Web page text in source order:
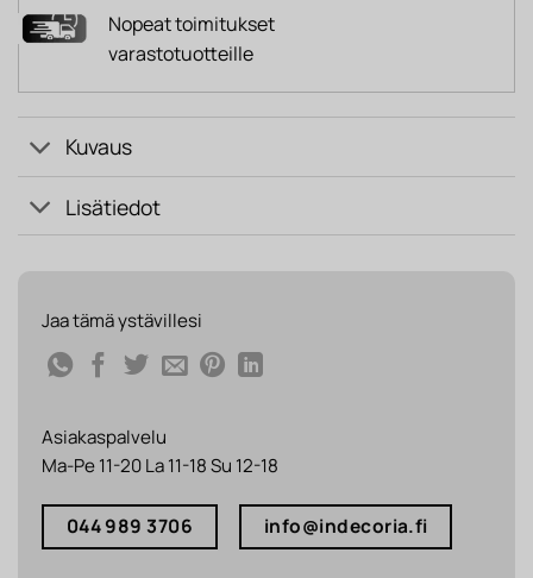
Nopeat toimitukset
varastotuotteille
Kuvaus
Lisätiedot
Jaa tämä ystävillesi
Asiakaspalvelu
Ma-Pe 11-20 La 11-18 Su 12-18
044 989 3706 info@indecoria.fi